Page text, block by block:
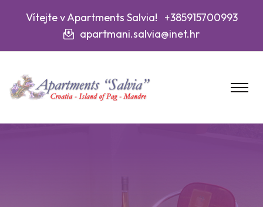
Vítejte v Apartments Salvia! +385915700993
apartmani.salvia@inet.hr